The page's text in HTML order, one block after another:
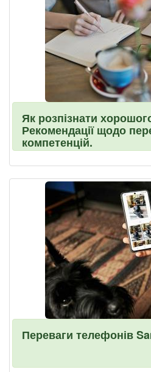
Як розпізнати
Рекомендації щодо
компетенцій.
Переваги телефонів